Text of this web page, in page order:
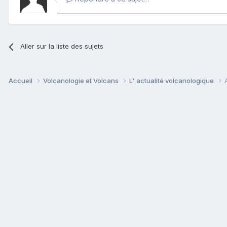
Aller sur la liste des sujets
Accueil Volcanologie et Volcans L' actualité volcanologique